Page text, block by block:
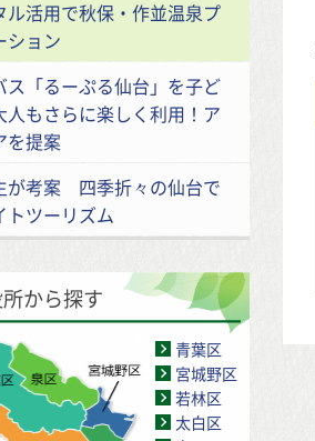
ル活用で秋保・作並温泉プ
ション
ス「るーぷる仙台」を子ど
人もさらに楽しく利用！ア
を提案
が考案 四季折々の仙台で
トツーリズム
から探す
青葉区
宮城野区
若林区
太白区